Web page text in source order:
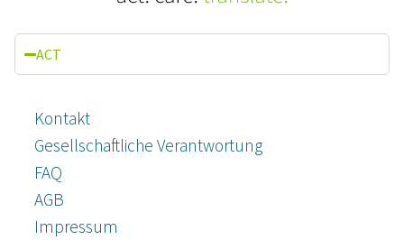
ACT
Kontakt
Gesellschaftliche Verantwortung
FAQ
AGB
Impressum